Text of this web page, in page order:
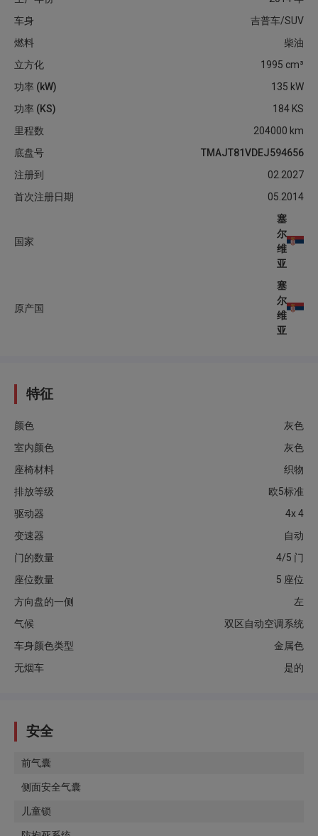
车身
吉普车/SUV
燃料
柴油
立方化
1995 cm³
功率 (kW)
135 kW
功率 (KS)
184 KS
里程数
204000 km
底盘号
TMAJT81VDEJ594656
注册到
02.2027
首次注册日期
05.2014
国家
塞
尔
维
亚
原产国
塞
尔
维
亚
特征
颜色
灰色
室内颜色
灰色
座椅材料
织物
排放等级
欧5标准
驱动器
4x 4
变速器
自动
门的数量
4/5 门
座位数量
5 座位
方向盘的一侧
左
气候
双区自动空调系统
车身颜色类型
金属色
无烟车
是的
安全
前气囊
侧面安全气囊
儿童锁